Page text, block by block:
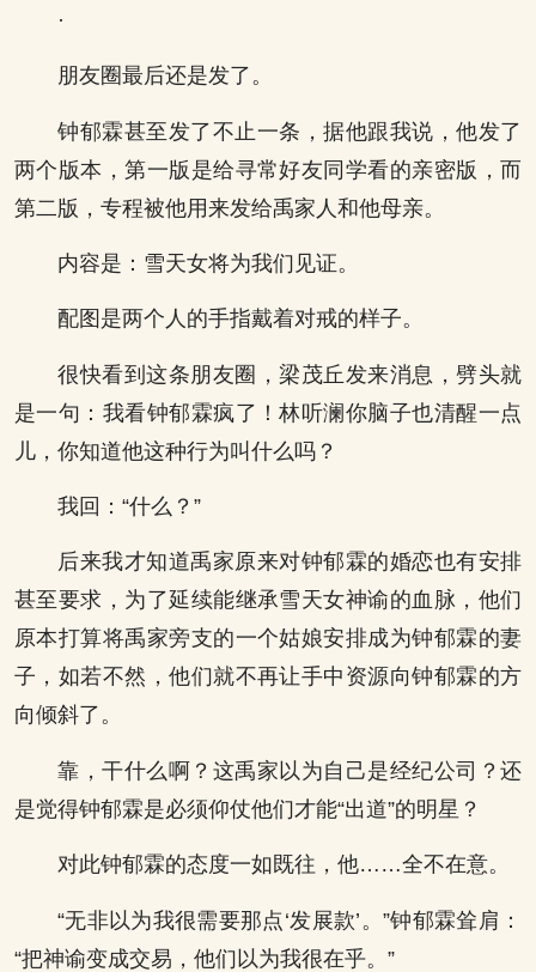
·
朋友圈最后还是发了。
钟郁霖甚至发了不止一条，据他跟我说，他发了
两个版本，第一版是给寻常好友同学看的亲密版，而
第二版，专程被他用来发给禹家人和他母亲。
内容是：雪天女将为我们见证。
配图是两个人的手指戴着对戒的样子。
很快看到这条朋友圈，梁茂丘发来消息，劈头就
是一句：我看钟郁霖疯了！林听澜你脑子也清醒一点
儿，你知道他这种行为叫什么吗？
我回：“什么？”
后来我才知道禹家原来对钟郁霖的婚恋也有安排
甚至要求，为了延续能继承雪天女神谕的血脉，他们
原本打算将禹家旁支的一个姑娘安排成为钟郁霖的妻
子，如若不然，他们就不再让手中资源向钟郁霖的方
向倾斜了。
靠，干什么啊？这禹家以为自己是经纪公司？还
是觉得钟郁霖是必须仰仗他们才能“出道”的明星？
对此钟郁霖的态度一如既往，他……全不在意。
“无非以为我很需要那点‘发展款’。”钟郁霖耸肩：
“把神谕变成交易，他们以为我很在乎。”